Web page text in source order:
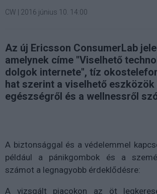
CW | 2016 június 10. 14:00
Az új Ericsson ConsumerLab
amelynek címe "Viselhető
dolgok internete", tíz
hat szerint a viselhető eszközök
egészségről és a wellnessről
A biztonsággal és a védelemmel
például a pánikgombok és a
számot a legnagyobb érdeklődésre:
A vizsgált piacokon az öt